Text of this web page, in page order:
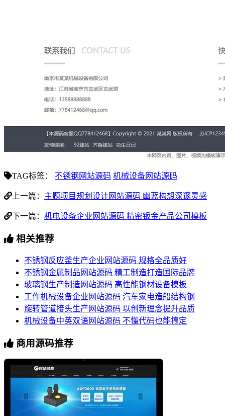
TAG标签： 不锈钢网站源码 机械设备网站源码
上一篇： 主题项目规划设计网站源码 幽蓝构想深邃灵感
下一篇： 机电设备企业网站源码 精密钣金产品公司模板
相关推荐
不锈钢反应釜生产企业网站源码 规格全品质好
不锈钢金属制品网站源码 精工制造打造国际品牌
玻璃钢生产制造网站源码 高性能钢材设备模板
工作机械设备企业网站源码 汽车家电造船结构钢
旋转管道接头生产网站源码 以创新理念提升品质
机械设备中英双语网站源码 不懂代码也能搞定
商用源码推荐